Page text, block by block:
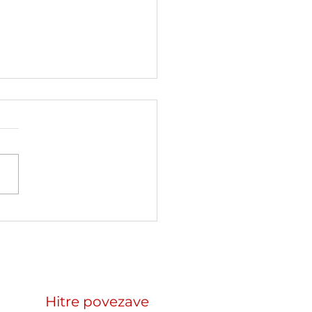
smo kot
Reconnect.
Hitre povezave